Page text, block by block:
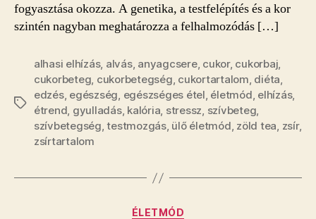
fogyasztása okozza. A genetika, a testfelépítés és a kor
szintén nagyban meghatározza a felhalmozódás […]
Címkék
alhasi elhízás, alvás, anyagcsere, cukor, cukorbaj,
cukorbeteg, cukorbetegség, cukortartalom, diéta,
edzés, egészség, egészséges étel, életmód, elhízás,
étrend, gyulladás, kalória, stressz, szívbeteg,
szívbetegség,testmozgás, ülő életmód, zöld tea, zsír,
zsírtartalom
Kategóriák
ÉLETMÓD